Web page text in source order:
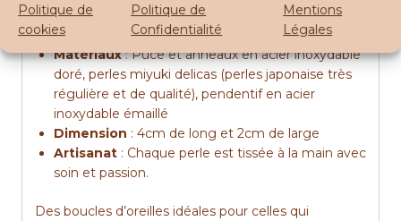
Politique de
cookies
Politique de
Confidentialité
Mentions
Légales
Détails technique :
Matériaux: Puce et anneaux en acier inoxydable
doré, perles miyuki delicas (perles japonaise très
régulière et de qualité), pendentif en acier
inoxydable émaillé
Dimension : 4cm de long et 2cm de large
Artisanat : Chaque perle est tissée à la main avec
soin et passion.
Des boucles d’oreilles idéales pour celles qui